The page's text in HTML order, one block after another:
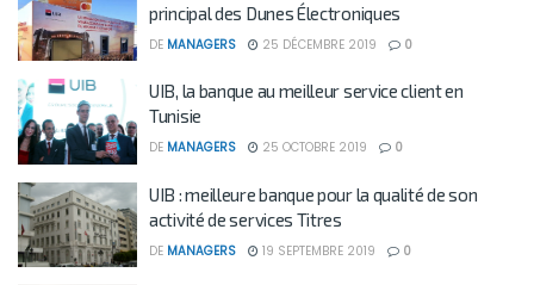
principal des Dunes Électroniques
DE MANAGERS 25 DÉCEMBRE 2019 0
UIB, la banque au meilleur service client en
Tunisie
DE MANAGERS 25 OCTOBRE 2019 0
UIB : meilleure banque pour la qualité de son
activité de services Titres
DE MANAGERS 19 SEPTEMBRE 2019 0